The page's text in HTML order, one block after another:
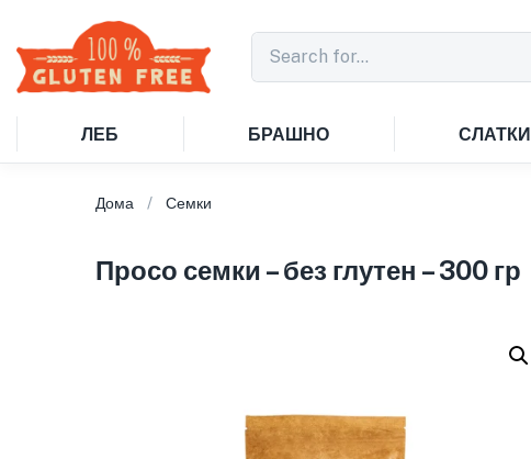
ЛЕБ БРАШНО СЛАТКИ
Дома Семки
Просо семки – без глутен – 300 гр